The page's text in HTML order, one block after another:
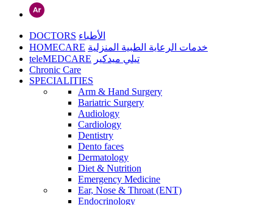
DOCTORS الأطباء
HOMECARE خدمات الرعاية الطبية المنزلية
teleMEDCARE تيلي ميدكير
Chronic Care
SPECIALITIES
Arm & Hand Surgery
Bariatric Surgery
Audiology
Cardiology
Dentistry
Dento faces
Dermatology
Diet & Nutrition
Emergency Medicine
Ear, Nose & Throat (ENT)
Endocrinology